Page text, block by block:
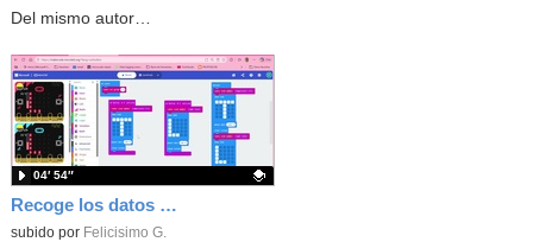
Del mismo autor…
Recoge los datos en una gráfica programando tu placa microbit con MakeCode y conoce la Tª y nivel de luz en este eclipse
Contenido educativo.
subido por Felicisimo G.
04′ 54″